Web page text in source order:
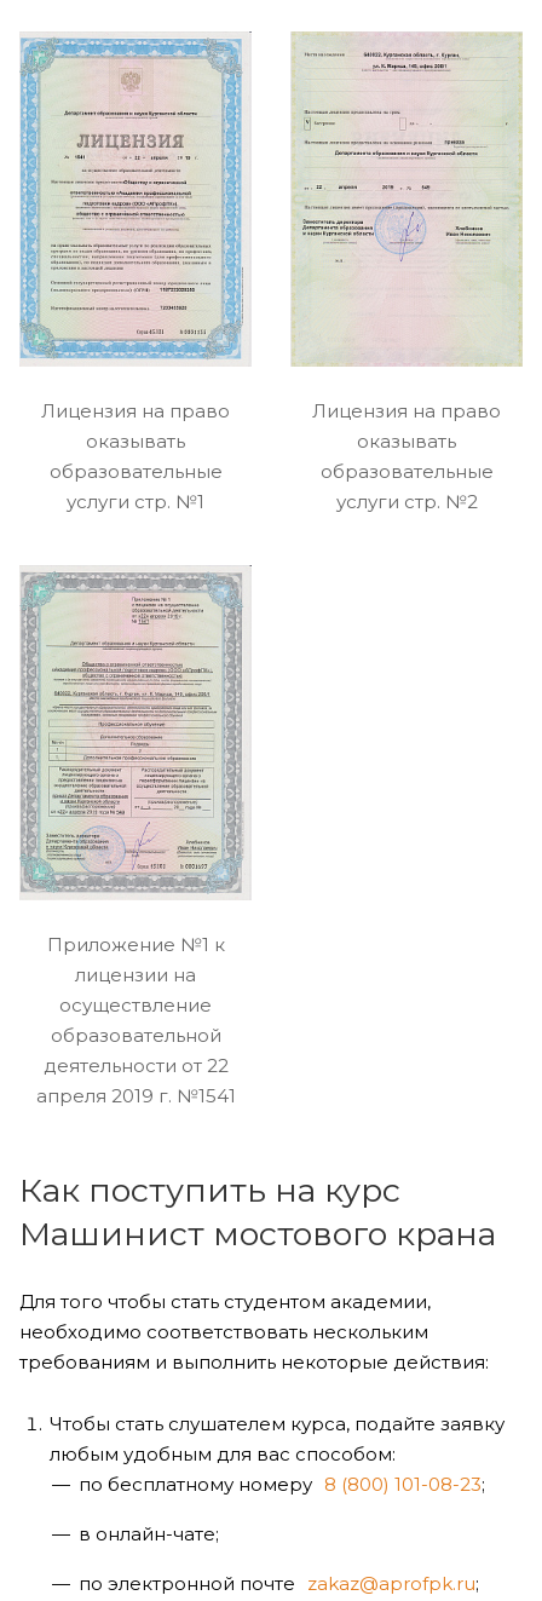
Лицензия на право
оказывать
образовательные
услуги стр. №1
Лицензия на право
оказывать
образовательные
услуги стр. №2
Приложение №1 к
лицензии на
осуществление
образовательной
деятельности от 22
апреля 2019 г. №1541
Как поступить на курс
Машинист мостового крана
Для того чтобы стать студентом академии,
необходимо соответствовать нескольким
требованиям и выполнить некоторые действия:
Чтобы стать слушателем курса, подайте заявку
любым удобным для вас способом:
по бесплатному номеру 8 (800) 101-08-23;
в онлайн-чате;
по электронной почте zakaz@aprofpk.ru;